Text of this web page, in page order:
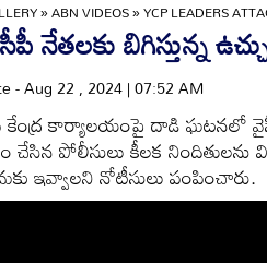
»ABN VIDEOS»YCP LEADERS
నేతలకు బిగిస్తున్న
- Aug 22 , 2024 | 07:52 AM
కార్యాలయంపై దాడి ఘటనలో
పోలీసులు కీలక నిందితులను
ఇవ్వాలని నోటీసులు పంపించారు.